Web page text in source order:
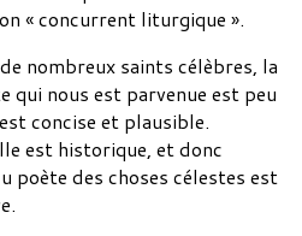
« concurrent liturgique ».
nombreux saints célèbres, la
qui nous est parvenue est peu
concise et plausible.
est historique, et donc
poète des choses célestes est